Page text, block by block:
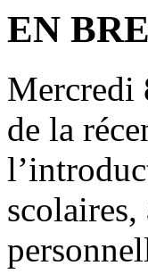
EN
Mercredi
de la